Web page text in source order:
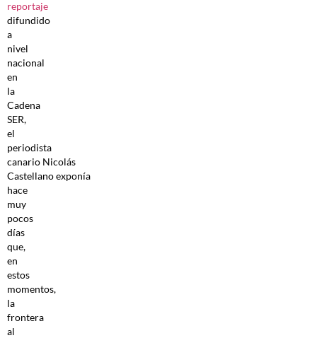
reportaje
difundido
a
nivel
nacional
en
la
Cadena
SER,
el
periodista
canario Nicolás
Castellano exponía
hace
muy
pocos
días
que,
en
estos
momentos,
la
frontera
al